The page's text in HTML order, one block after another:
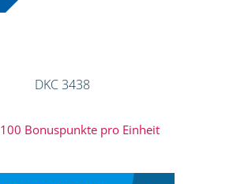
100 Bonuspunkte pro Einheit